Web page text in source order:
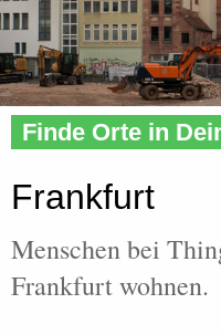
Home»People»
Finde Orte in
Frankfurt
Menschen bei
Frankfurt wohnen.
Activity
Recent Posts